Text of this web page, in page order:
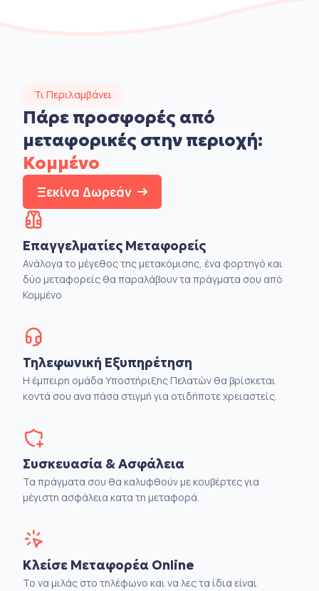
Τι Περιλαμβάνει
Πάρε προσφορές από
μεταφορικές στην περιοχή:
Κομμένο
Ξεκίνα Δωρεάν
Επαγγελματίες Μεταφορείς
Ανάλογα το μέγεθος της μετακόμισης, ένα φορτηγό και
δύο μεταφορείς θα παραλάβουν τα πράγματα σου από
Κομμένο
Τηλεφωνική Εξυπηρέτηση
Η έμπειρη ομάδα Υποστήριξης Πελατών θα βρίσκεται
κοντά σου ανα πάσα στιγμή για οτιδήποτε χρειαστείς.
Συσκευασία & Ασφάλεια
Τα πράγματα σου θα καλυφθούν με κουβέρτες για
μέγιστη ασφάλεια κατα τη μεταφορά.
Κλείσε Μεταφορέα Online
Το να μιλάς στο τηλέφωνο και να λες τα ίδια είναι